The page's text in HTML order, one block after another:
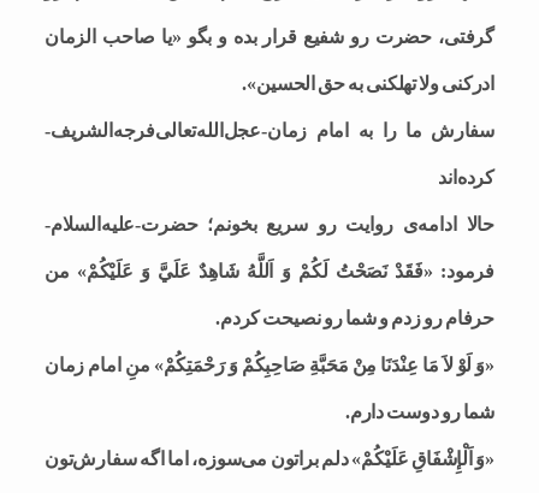
گرفتی، حضرت رو شفیع قرار بده و بگو «یا صاحب الزمان
ادرکنی ولا تهلکنی به حق الحسین».
سفارش ما را به امام زمان-عجل‌الله‌تعالی‌فرجه‌الشریف-
کرده‌اند
حالا ادامه‌ی روایت رو سریع بخونم؛ حضرت-علیه‌السلام-
فرمود: «فَقَدْ نَصَحْتُ لَكُمْ وَ اَللَّهُ شَاهِدٌ عَلَيَّ وَ عَلَيْكُمْ» من
حرفام رو زدم و شما رو نصیحت کردم.
«وَ لَوْ لاَ مَا عِنْدَنَا مِنْ مَحَبَّةِ صَاحِبِكُمْ وَ رَحْمَتِكُمْ» منِ امام زمان
شما رو دوست دارم.
«وَ اَلْإِشْفَاقِ عَلَيْكُمْ» دلم براتون می‌سوزه‌، اما اگه سفارش‌تون